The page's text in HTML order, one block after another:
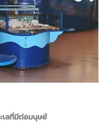
เลที่มีต่อมนุษย์